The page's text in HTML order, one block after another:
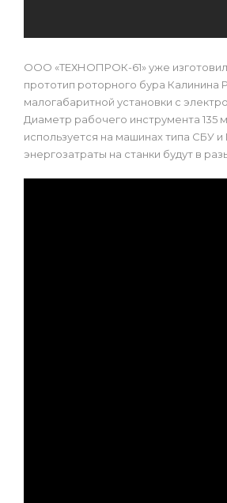
ООО «ТЕХНОПРОК-61» уже
прототип роторного бура Калинина
малогабаритной установки с
Диаметр рабочего инструмента 135
используется на машинах типа СБУ
энергозатраты на станки будут в